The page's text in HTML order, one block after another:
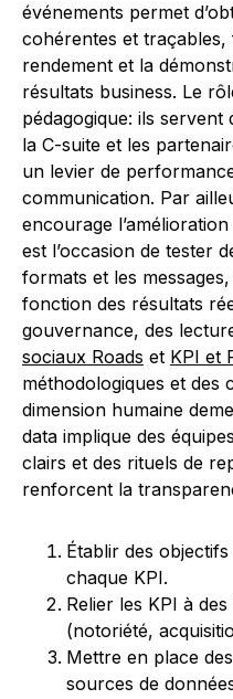
événements permet
cohérentes et traçables,
rendement et la
résultats business. Le
pédagogique: ils
la C-suite et les
un levier de
communication. Par
encourage
est l’occasion de tester
formats et les
fonction des résultats
gouvernance, des
sociaux Roads et KPI et
méthodologiques et des
dimension humaine
data implique des
clairs et des rituels de
renforcent la
Établir des
chaque KPI.
Relier les KPI à
(notoriété,
Mettre en place
sources de